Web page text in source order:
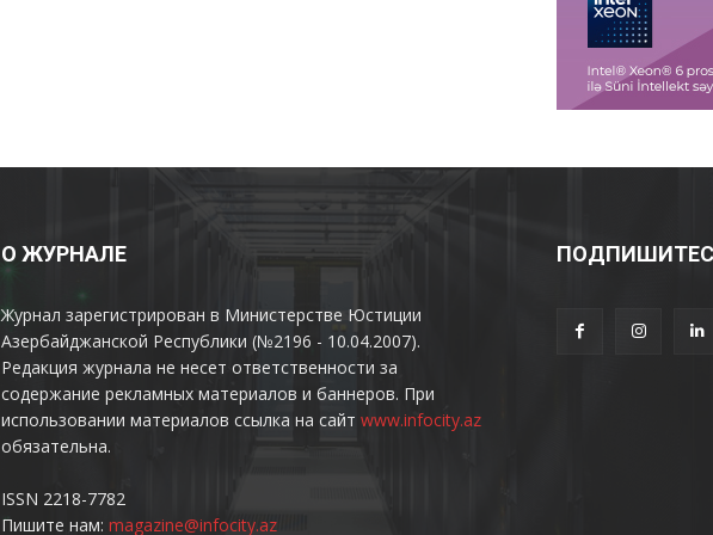
О ЖУРНАЛЕ
Журнал зарегистрирован в Министерстве Юстиции
Азербайджанской Республики (№2196 - 10.04.2007).
Редакция журнала не несет ответственности за
содержание рекламных материалов и баннеров. При
использовании материалов ссылка на сайт www.infocity.az
обязательна.
ISSN 2218-7782
Пишите нам: magazine@infocity.az